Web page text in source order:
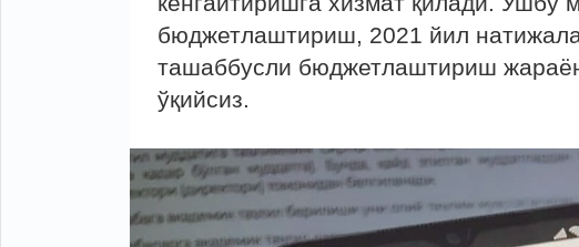
бюджетлаштириш, 2021 йил
ташаббусли бюджетлаштириш
ўқийсиз.